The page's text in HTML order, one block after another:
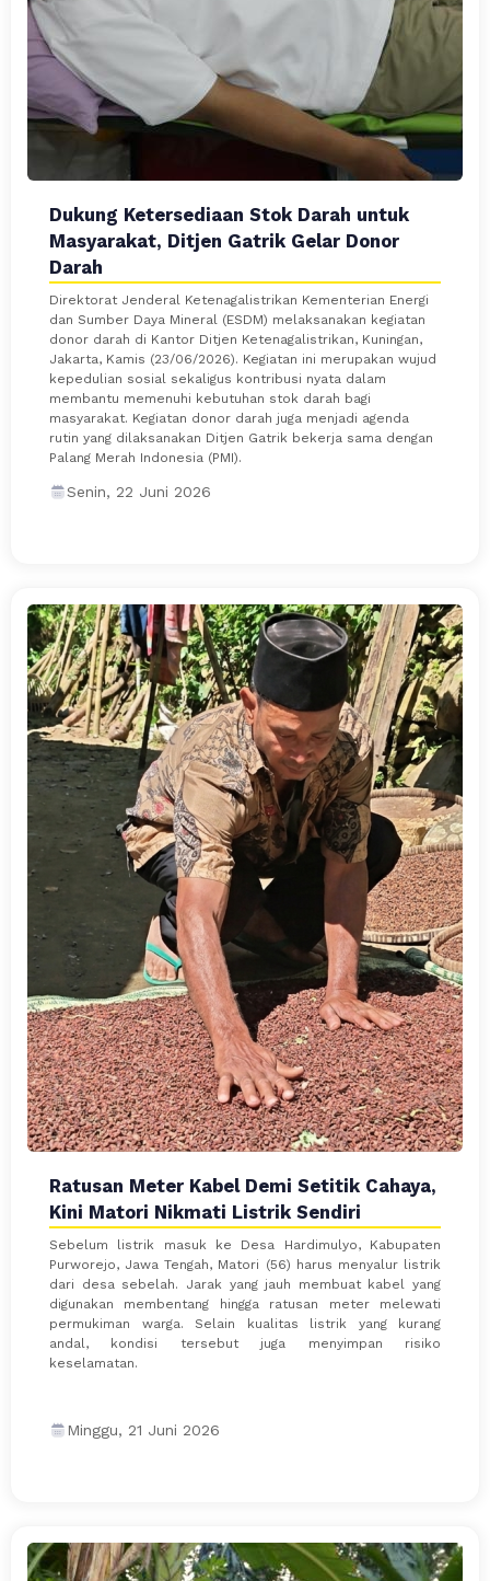
Dukung Ketersediaan Stok Darah untuk
Masyarakat, Ditjen Gatrik Gelar Donor
Darah
Direktorat Jenderal Ketenagalistrikan Kementerian Energi
dan Sumber Daya Mineral (ESDM) melaksanakan kegiatan
donor darah di Kantor Ditjen Ketenagalistrikan, Kuningan,
Jakarta, Kamis (23/06/2026). Kegiatan ini merupakan wujud
kepedulian sosial sekaligus kontribusi nyata dalam
membantu memenuhi kebutuhan stok darah bagi
masyarakat. Kegiatan donor darah juga menjadi agenda
rutin yang dilaksanakan Ditjen Gatrik bekerja sama dengan
Palang Merah Indonesia (PMI).
Senin, 22 Juni 2026
Ratusan Meter Kabel Demi Setitik Cahaya,
Kini Matori Nikmati Listrik Sendiri
Sebelum listrik masuk ke Desa Hardimulyo, Kabupaten
Purworejo, Jawa Tengah, Matori (56) harus menyalur listrik
dari desa sebelah. Jarak yang jauh membuat kabel yang
digunakan membentang hingga ratusan meter melewati
permukiman warga. Selain kualitas listrik yang kurang
andal, kondisi tersebut juga menyimpan risiko
keselamatan.
Minggu, 21 Juni 2026